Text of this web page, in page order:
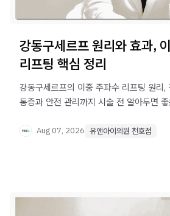
강동구세르프 원리와 효과,
리프팅 핵심 정리
강동구세르프의 이중 주파수 리프팅 원리,
통증과 안전 관리까지 시술 전 알아두면
Aug 07, 2026 유앤아이의원 천호점